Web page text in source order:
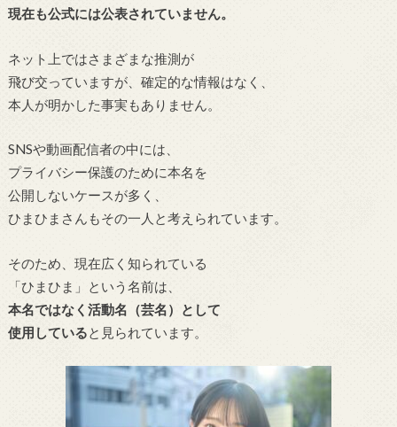
現在も公式には公表されていません。
ネット上ではさまざまな推測が
飛び交っていますが、確定的な情報はなく、
本人が明かした事実もありません。
SNSや動画配信者の中には、
プライバシー保護のために本名を
公開しないケースが多く、
ひまひまさんもその一人と考えられています。
そのため、現在広く知られている
「ひまひま」という名前は、
本名ではなく活動名（芸名）として
使用していると見られています。